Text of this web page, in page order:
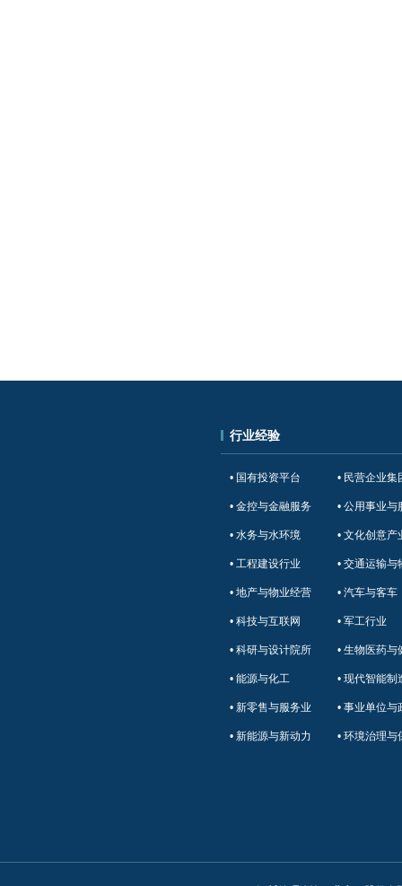
行业经验
• 国有投资平台 • 民营企业集
• 金控与金融服务 • 公用事业与
• 水务与水环境 • 文化创意产
• 工程建设行业 • 交通运输与
• 地产与物业经营 • 汽车与客车
• 科技与互联网 • 军工行业
• 科研与设计院所 • 生物医药与
• 能源与化工 • 现代智能制
• 新零售与服务业 • 事业单位与
• 新能源与新动力 • 环境治理与